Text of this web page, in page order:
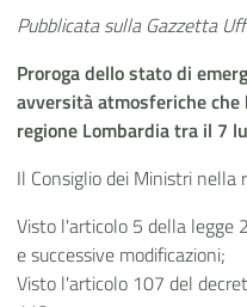
Pubblicata sulla Gazzetta
Proroga dello stato di
avversità atmosferiche
regione Lombardia tra il 7
Il Consiglio dei Ministri
Visto l'articolo 5 della legge
e successive modificazioni;
Visto l'articolo 107 del